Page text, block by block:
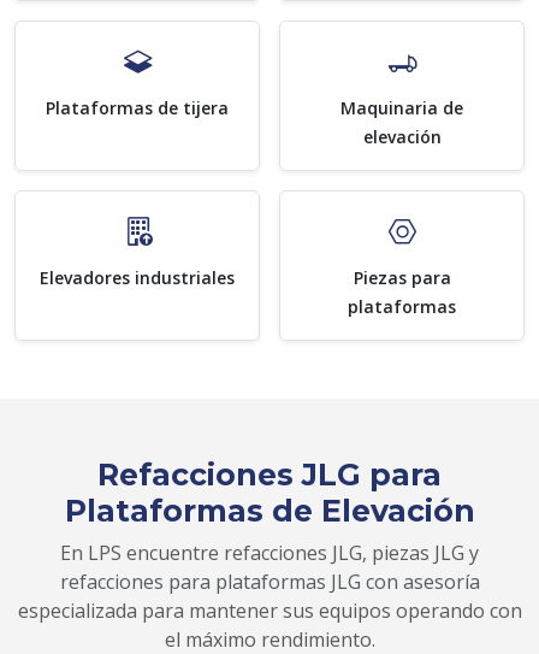
Plataformas de tijera
Maquinaria de
elevación
Elevadores industriales
Piezas para
plataformas
Refacciones JLG para
Plataformas de Elevación
En LPS encuentre refacciones JLG, piezas JLG y
refacciones para plataformas JLG con asesoría
especializada para mantener sus equipos operando con
el máximo rendimiento.